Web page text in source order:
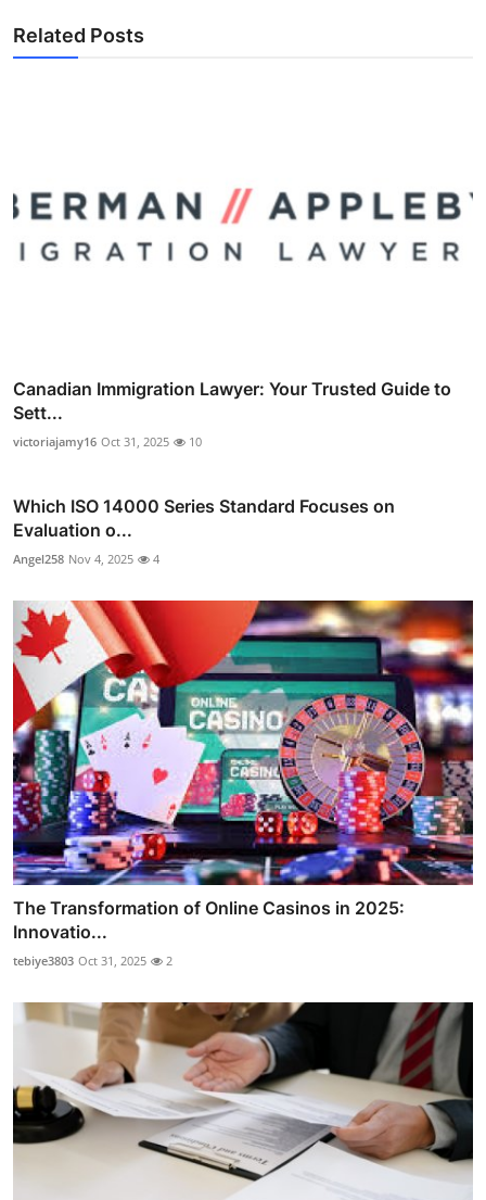
Related Posts
Canadian Immigration Lawyer: Your Trusted Guide to
Sett...
victoriajamy16 Oct 31, 2025 10
Which ISO 14000 Series Standard Focuses on
Evaluation o...
Angel258 Nov 4, 2025 4
The Transformation of Online Casinos in 2025:
Innovatio...
tebiye3803 Oct 31, 2025 2